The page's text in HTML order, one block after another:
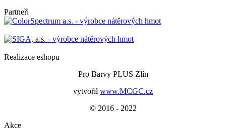
Partneři
Realizace eshopu
Pro Barvy PLUS Zlín
vytvořil www.MCGC.cz
© 2016 - 2022
Akce